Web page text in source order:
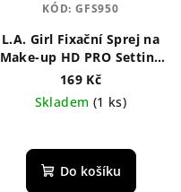
L.A. Girl Fixační Sprej na
Make-up HD PRO Setting
30 ml
169 Kč
Skladem (1 ks)
hodnocení
produktu
Do košíku
KÓD:GFS950